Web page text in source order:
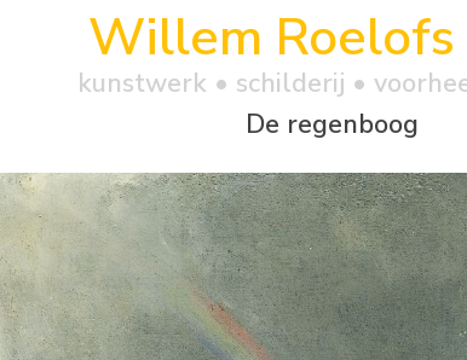
Willem Roelofs
kunstwerk • schilderij •
De regenboog